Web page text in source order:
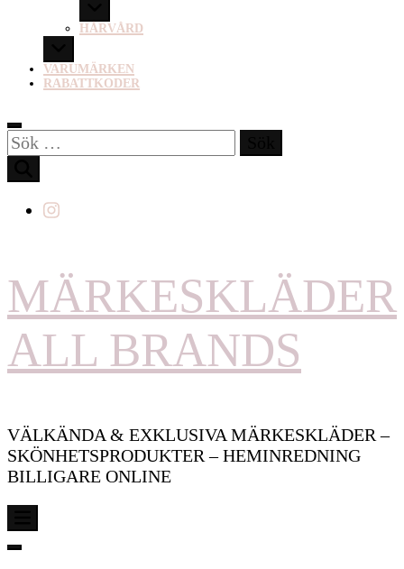
HÅRVÅRD
VARUMÄRKEN
RABATTKODER
Sök
efter:
MÄRKESKLÄDER
ALL BRANDS
VÄLKÄNDA & EXKLUSIVA MÄRKESKLÄDER –
SKÖNHETSPRODUKTER – HEMINREDNING
BILLIGARE ONLINE